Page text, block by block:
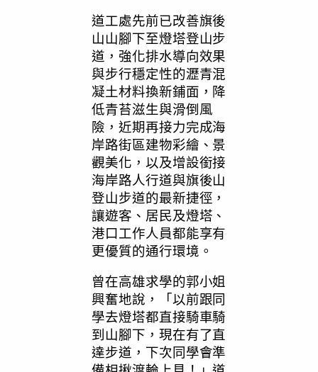
道工處先前已改善旗後
山山腳下至燈塔登山步
道，強化排水導向效果
與步行穩定性的瀝青混
凝土材料換新鋪面，降
低青苔滋生與滑倒風
險，近期再接力完成海
岸路街區建物彩繪、景
觀美化，以及增設銜接
海岸路人行道與旗後山
登山步道的最新捷徑，
讓遊客、居民及燈塔、
港口工作人員都能享有
更優質的通行環境。
曾在高雄求學的郭小姐
興奮地說，「以前跟同
學去燈塔都直接騎車騎
到山腳下，現在有了直
達步道，下次同學會準